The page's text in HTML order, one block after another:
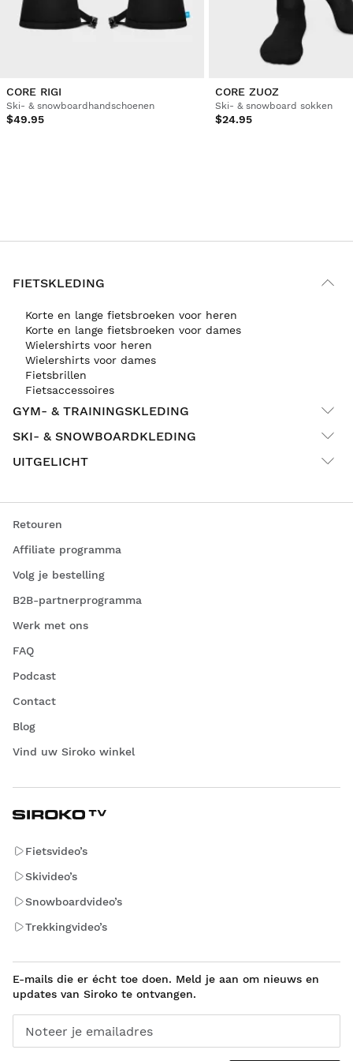
CORE RIGI
Ski- & snowboardhandschoenen
$49.95
CORE ZUOZ
Ski- & snowboard sokken
$24.95
FIETSKLEDING
Korte en lange fietsbroeken voor heren
Korte en lange fietsbroeken voor dames
Wielershirts voor heren
Wielershirts voor dames
Fietsbrillen
Fietsaccessoires
GYM- & TRAININGSKLEDING
SKI- & SNOWBOARDKLEDING
UITGELICHT
Retouren
Affiliate programma
Volg je bestelling
B2B-partnerprogramma
Werk met ons
FAQ
Podcast
Contact
Blog
Vind uw Siroko winkel
Fietsvideo’s
Skivideo’s
Snowboardvideo’s
Trekkingvideo’s
E-mails die er écht toe doen. Meld je aan om nieuws en
updates van Siroko te ontvangen.
Noteer je emailadres